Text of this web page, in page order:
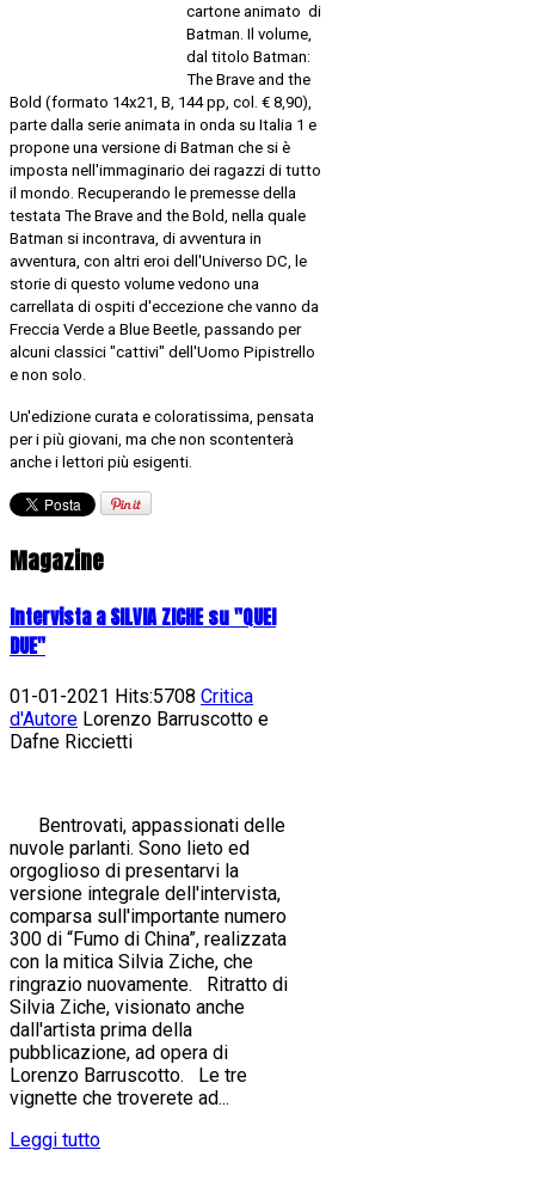
cartone animato di
Batman. Il volume,
dal titolo Batman:
The Brave and the
Bold (formato 14x21, B, 144 pp, col. € 8,90),
parte dalla serie animata in onda su Italia 1 e
propone una versione di Batman che si è
imposta nell'immaginario dei ragazzi di tutto
il mondo. Recuperando le premesse della
testata The Brave and the Bold, nella quale
Batman si incontrava, di avventura in
avventura, con altri eroi dell'Universo DC, le
storie di questo volume vedono una
carrellata di ospiti d'eccezione che vanno da
Freccia Verde a Blue Beetle, passando per
alcuni classici "cattivi" dell'Uomo Pipistrello
e non solo.
Un'edizione curata e coloratissima, pensata
per i più giovani, ma che non scontenterà
anche i lettori più esigenti.
Magazine
Intervista a SILVIA ZICHE su "QUEI
DUE"
01-01-2021 Hits:5708 Critica
d'Autore Lorenzo Barruscotto e
Dafne Riccietti
Bentrovati, appassionati delle
nuvole parlanti. Sono lieto ed
orgoglioso di presentarvi la
versione integrale dell'intervista,
comparsa sull'importante numero
300 di “Fumo di China”, realizzata
con la mitica Silvia Ziche, che
ringrazio nuovamente. Ritratto di
Silvia Ziche, visionato anche
dall'artista prima della
pubblicazione, ad opera di
Lorenzo Barruscotto. Le tre
vignette che troverete ad...
Leggi tutto